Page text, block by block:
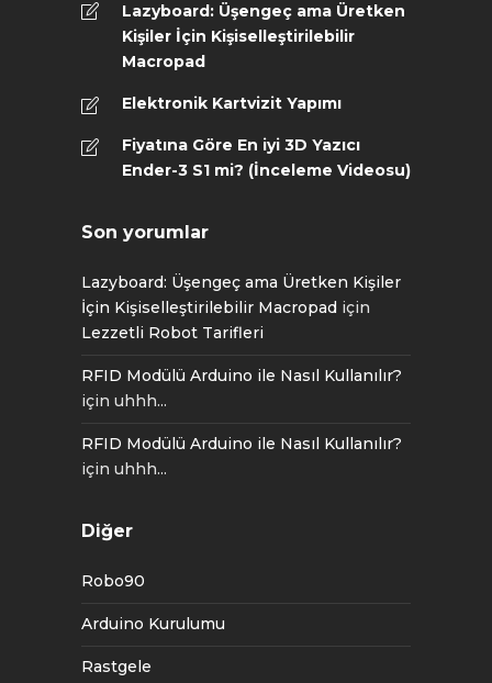
Lazyboard: Üşengeç ama Üretken
Kişiler İçin Kişiselleştirilebilir
Macropad
Elektronik Kartvizit Yapımı
Fiyatına Göre En iyi 3D Yazıcı
Ender-3 S1 mi? (İnceleme Videosu)
Son yorumlar
Lazyboard: Üşengeç ama Üretken Kişiler
İçin Kişiselleştirilebilir Macropad için
Lezzetli Robot Tarifleri
RFID Modülü Arduino ile Nasıl Kullanılır?
için uhhh...
RFID Modülü Arduino ile Nasıl Kullanılır?
için uhhh...
Diğer
Robo90
Arduino Kurulumu
Rastgele